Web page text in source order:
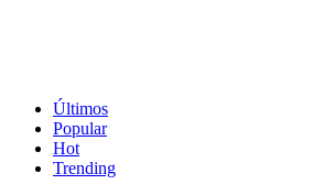
Últimos
Popular
Hot
Trending